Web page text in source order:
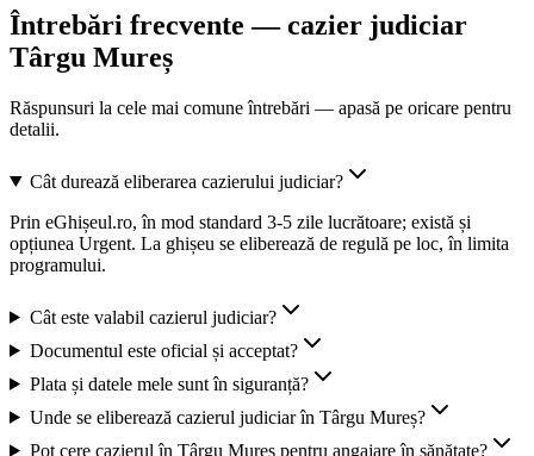
Întrebări frecvente — cazier judiciar
Târgu Mureș
Răspunsuri la cele mai comune întrebări — apasă pe oricare pentru
detalii.
Cât durează eliberarea cazierului judiciar?
Prin eGhișeul.ro, în mod standard 3-5 zile lucrătoare; există și
opțiunea Urgent. La ghișeu se eliberează de regulă pe loc, în limita
programului.
Cât este valabil cazierul judiciar?
Documentul este oficial și acceptat?
Plata și datele mele sunt în siguranță?
Unde se eliberează cazierul judiciar în Târgu Mureș?
Pot cere cazierul în Târgu Mureș pentru angajare în sănătate?